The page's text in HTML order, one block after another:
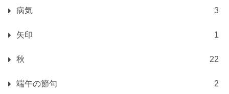
病気 3
矢印 1
秋 22
端午の節句 2